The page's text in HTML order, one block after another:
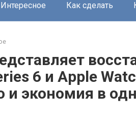
Интересное Как сделать
6 и Apple
и экономия в